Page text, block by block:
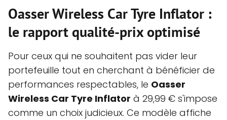
Oasser Wireless Car Tyre Inflator :
le rapport qualité-prix optimisé
Pour ceux qui ne souhaitent pas vider leur
portefeuille tout en cherchant à bénéficier de
performances respectables, le Oasser
Wireless Car Tyre Inflator à 29,99 € s'impose
comme un choix judicieux. Ce modèle affiche